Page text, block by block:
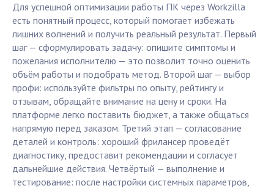
Для успешной оптимизации работы ПК через Workzilla
есть понятный процесс, который помогает избежать
лишних волнений и получить реальный результат. Первый
шаг — сформулировать задачу: опишите симптомы и
пожелания исполнителю — это позволит точно оценить
объём работы и подобрать метод. Второй шаг — выбор
профи: используйте фильтры по опыту, рейтингу и
отзывам, обращайте внимание на цену и сроки. На
платформе легко поставить бюджет, а также общаться
напрямую перед заказом. Третий этап — согласование
деталей и контроль: хороший фрилансер проведёт
диагностику, предоставит рекомендации и согласует
дальнейшие действия. Четвёртый — выполнение и
тестирование: после настройки системных параметров,